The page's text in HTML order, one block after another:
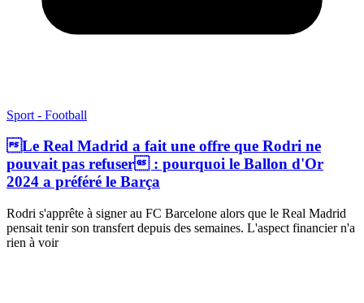
Sport - Football
Le Real Madrid a fait une offre que Rodri ne
pouvait pas refuser : pourquoi le Ballon d'Or
2024 a préféré le Barça
Rodri s'apprête à signer au FC Barcelone alors que le Real Madrid
pensait tenir son transfert depuis des semaines. L'aspect financier n'a
rien à voir